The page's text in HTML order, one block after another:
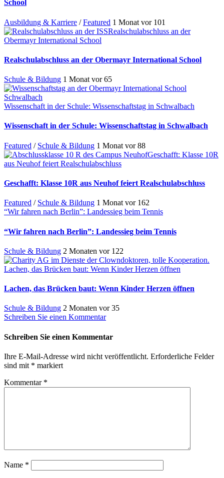
School
Ausbildung & Karriere /Featured 1 Monat vor 101
Realschulabschluss an der
Obermayr International School
Realschulabschluss an der Obermayr International School
Schule & Bildung 1 Monat vor 65
Wissenschaft in der Schule: Wissenschaftstag in Schwalbach
Wissenschaft in der Schule: Wissenschaftstag in Schwalbach
Featured / Schule & Bildung 1 Monat vor 88
Geschafft: Klasse 10R
aus Neuhof feiert Realschulabschluss
Geschafft: Klasse 10R aus Neuhof feiert Realschulabschluss
Featured / Schule & Bildung 1 Monat vor 162
“Wir fahren nach Berlin”: Landessieg beim Tennis
“Wir fahren nach Berlin”: Landessieg beim Tennis
Schule & Bildung 2 Monaten vor 122
Lachen, das Brücken baut: Wenn Kinder Herzen öffnen
Lachen, das Brücken baut: Wenn Kinder Herzen öffnen
Schule & Bildung 2 Monaten vor 35
Schreiben Sie einen Kommentar
Schreiben Sie einen Kommentar
Ihre E-Mail-Adresse wird nicht veröffentlicht. Erforderliche Felder
sind mit * markiert
Kommentar *
Name *